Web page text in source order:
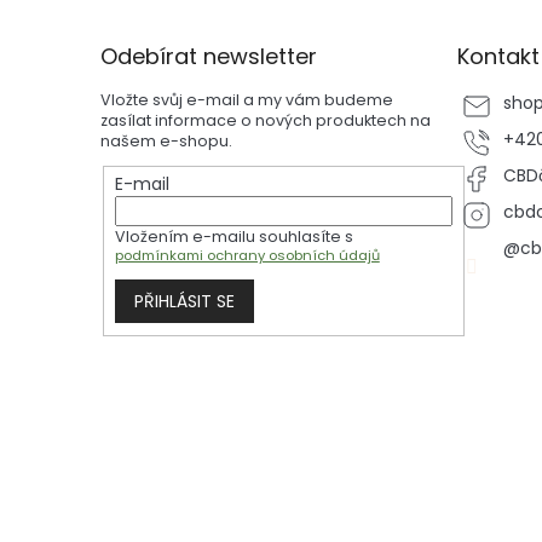
Odebírat newsletter
Vložte svůj e-mail a my vám budeme
zasílat informace o nových produktech na
našem e-shopu.
E-mail
Vložením e-mailu souhlasíte s
podmínkami ochrany osobních údajů
PŘIHLÁSIT SE
Kontakt
shop